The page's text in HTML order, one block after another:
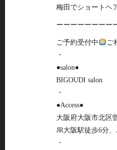
梅田でショートヘ
ーーーーーーーー
ご予約受付中
ご
・
●salon●
BIGOUDI salon
・
●Access●
大阪府大阪市北区
JR大阪駅徒歩6分
・